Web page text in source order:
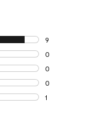
9
9 reviews with 5
0
0 reviews with 4
0
0 reviews with 3
0
0 reviews with 2
1